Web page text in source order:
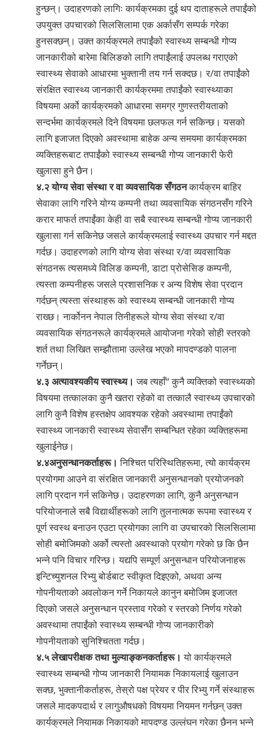
हुन्छन्। उदाहरणको लागिः कार्यक्रमका दुई थप दाताहरूले तपाईंको
उपयुक्त उपचारको सिलसिलामा एक अर्कासँग सम्पर्क गरेका
हुनसक्छन्। उक्त कार्यक्रमले तपाईंको स्वास्थ्य सम्बन्धी गोप्य
जानकारीको बारेमा बिलिङको लागि तपाईंलाई उपलब्ध गराएको
स्वास्थ्य सेवाको आधारमा भुक्तानी तय गर्न सक्दछ। र/वा तपाईंको
संरक्षित स्वास्थ्य जानकारी कार्यक्रममा तपाईंको स्वास्थ्याका
विषयमा अर्को कार्यक्रमको आधारमा समग्र गुणस्तरीयताको
सन्दर्भमा कार्यक्रमले दिने विषयमा छलफल गर्न सकिन्छ। यसको
लागि इजाजत दिएको अवस्थामा बाहेक अन्य समयमा कार्यक्रमका
व्यक्तिहरूबाट तपाईंको स्वास्थ्य सम्बन्धी गोप्य जानकारी फेरी
खुलासा हुने छैन।
४.२ योग्य सेवा संस्था र वा व्यवसायिक ‍सँगठनकार्यक्रम बाहिर
सेवाका लागि गरिने योग्य कम्पनी तथा व्यवसायिक ‍संगठन‍सँग गरिने
करार माफर्त तपाईंका केही वा सबै स्वास्थ्य सम्बन्धी गोप्य जानकारी
खुलासा गर्न सकिनेछ जसले कार्यक्रमलाई स्वास्थ्य उपचार गर्न मद्दत
गर्दछ। उदाहरणको लागि योग्य सेवा संस्था र/वा व्यवसायिक
‍संगठनरू त्यसमध्ये विलिङ कम्पनी, डाटा प्रोसेसिङ कम्पनी,
त्यस्ता कम्पनीहरू जसले प्रशासनिक र अन्य विशेष सेवा प्रदान
गर्दछन् त्यस्ता संस्थाहरू को स्वास्थ्य सम्बन्धी जानकारी गोप्य
राख्छ। नार्कोनन नेपाल तिनीहरूले योग्य सेवा संस्था र/वा
व्यवसायिक ‍संगठनरूले कार्यक्रमले आयोजना गरेको सोही स्तरको
शर्त तथा लिखित सम्झौतामा उल्लेख भएको मापदण्डको पालना
गर्नेछन्।
४.३ अत्यावश्यकीय स्वास्थ्य। जब त्यहाँ“ कुनै व्यक्तिको स्वास्थ्यको
विषयमा तत्कालका कुनै खतरा रहेको वा तत्कालै स्वास्थ्य उपचारको
लागि कुनै विशेष हस्तक्षेप आवश्यक रहेको अवस्थामा तपाईंको
स्वास्थ्य जानकारी स्वास्थ्य सेवा‍सँग सम्बन्धित रहेका व्यक्तिहरूमा
खुलाईनेछ।
४.४अनुसन्धानकर्ताहरू। निश्चित परिस्थितिहरूमा, त्यो कार्यक्रम
प्रयोगमा आउने वा संरक्षित जानकारी अनुसन्धानको प्रयोजनको
लागि प्रदान गर्न सकिनेछ। उदाहरणका लागि, कुनै अनुसन्धान
परियोजनाले सबै विद्यार्थीहरूको लागि तुलनात्मक रूपमा स्वास्थ्य र
पूर्ण स्वस्थ बनाउन एउटा प्रयोगका लागि वा उपचारको सिलसिलामा
सोही बमोजिमको अर्को त्यस्तो अवस्थाको प्रयोग गरेको छ कि छैन
भन्ने पनि विचार गरिन्छ। यद्यपि सम्पूर्ण अनुसन्धान परियोजनाहरू
इन्टिच्युशनल रिभ्यु बोर्डबाट स्वीकृत दिइएको, अथवा अन्य
गोपनीयताको अवलोकन गर्ने निकायले कानुन बमोजिम इजाजत
दिएको जसले अनुसन्धान प्रस्ताव गरेको र स्तरको निर्णय गरेको
अवस्थामा तपाईंको स्वास्थ्य सम्बन्धी गोप्य जानकारीको
गोपनीयताको सुनिश्चितता गर्दछ।
४.५ लेखापरीक्षक तथा मुल्याङ्कनकर्ताहरू। यो कार्यक्रमले
स्वास्थ्य सम्बन्धी गोप्य जानकारी नियामक निकायलाई खुलाउन
सक्छ, भुक्तानीकर्ताहरू, तेस्रो पक्ष प्रेयर र ‍‍पीर रिभ्यु गर्ने संस्थाहरू
जसले मादकपदार्थ र लागुऔषधको विषयमा नियमन गर्नछन् उक्त
कार्यक्रमले नियामक निकायको मापदण्ड उल्लंघन गरेका छैनन भन्ने